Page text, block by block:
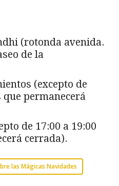
(rotonda avenida.
de la
(excepto de
que permanecerá
de 17:00 a 19:00
cerrada).
las Mágicas Navidades